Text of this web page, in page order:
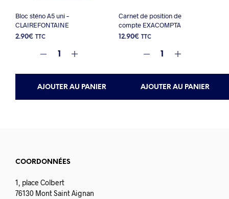
Bloc sténo A5 uni –
CLAIREFONTAINE
2.90€ TTC
AJOUTER AU PANIER
Carnet de position de
compte EXACOMPTA
12.90€ TTC
AJOUTER AU PANIER
COORDONNÉES
1, place Colbert
76130 Mont Saint Aignan